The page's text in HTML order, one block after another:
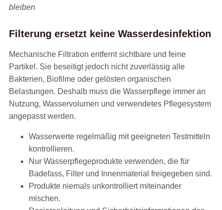
bleiben
Filterung ersetzt keine Wasserdesinfektion
Mechanische Filtration entfernt sichtbare und feine
Partikel. Sie beseitigt jedoch nicht zuverlässig alle
Bakterien, Biofilme oder gelösten organischen
Belastungen. Deshalb muss die Wasserpflege immer an
Nutzung, Wasservolumen und verwendetes Pflegesystem
angepasst werden.
Wasserwerte regelmäßig mit geeigneten Testmitteln
kontrollieren.
Nur Wasserpflegeprodukte verwenden, die für
Badefass, Filter und Innenmaterial freigegeben sind.
Produkte niemals unkontrolliert miteinander
mischen.